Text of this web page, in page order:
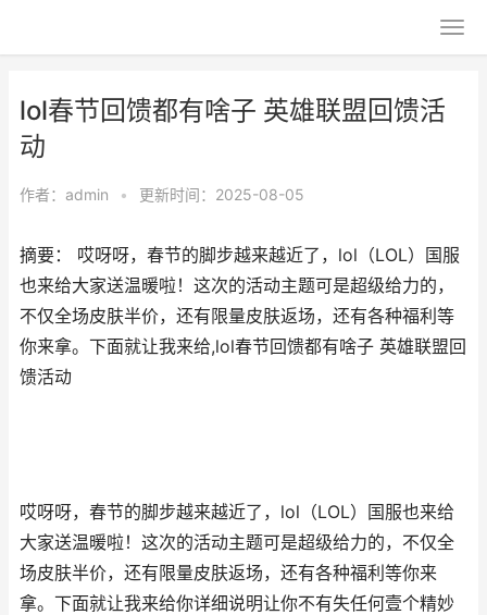
lol春节回馈都有啥子 英雄联盟回馈活
动
作者： admin • 更新时间：2025-08-05
摘要： 哎呀呀，春节的脚步越来越近了，lol（LOL）国服
也来给大家送温暖啦！这次的活动主题可是超级给力的，
不仅全场皮肤半价，还有限量皮肤返场，还有各种福利等
你来拿。下面就让我来给,lol春节回馈都有啥子 英雄联盟回
馈活动
哎呀呀，春节的脚步越来越近了，lol（LOL）国服也来给
大家送温暖啦！这次的活动主题可是超级给力的，不仅全
场皮肤半价，还有限量皮肤返场，还有各种福利等你来
拿。下面就让我来给你详细说明让你不有失任何壹个精妙